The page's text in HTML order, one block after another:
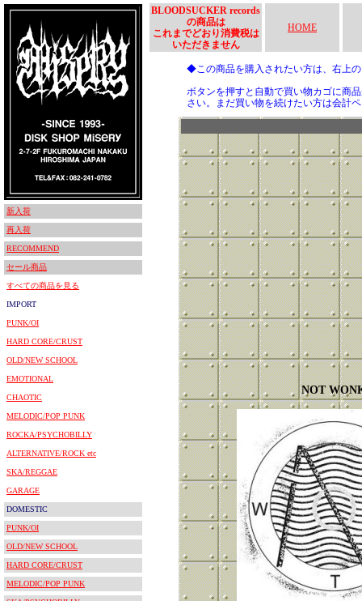
新入荷
再入荷
RECOMMEND
セール商品
すべての商品を見る
IMPORT
PUNK/OI
HARD CORE/CRUST
OLD/NEW SCHOOL
EMOTIONAL
CHAOTIC
MELODIC/POP PUNK
ROCKA/PSYCHOBILLY
ALTERNATIVE/ROCK etc
SKA/REGGAE
GARAGE
DOMESTIC
PUNK/OI
OLD/NEW SCHOOL
HARD CORE/CRUST
MELODIC/POP PUNK
BLOODSUCKER records
の商品は
これまでどおり消費税は
いただきません
HOME
◆この商品を購入されたい方は、右上
ボタンを押すと自動で買い物カゴに商
さい。まだ買い物を続けたい方は会計
NOT